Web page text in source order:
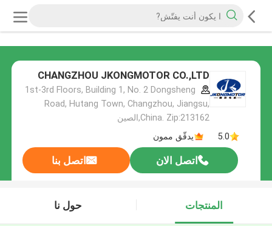
CHANGZHOU JKONGMOTOR CO.,LTD
1st-3rd Floors, Building 1, No. 2 Dongsheng
Road, Hutang Town, Changzhou, Jiangsu,
China. Zip:213162,الصين
5.0
يدقّق ممون
اتصل الان اتصل بنا
المنتجات حول نا